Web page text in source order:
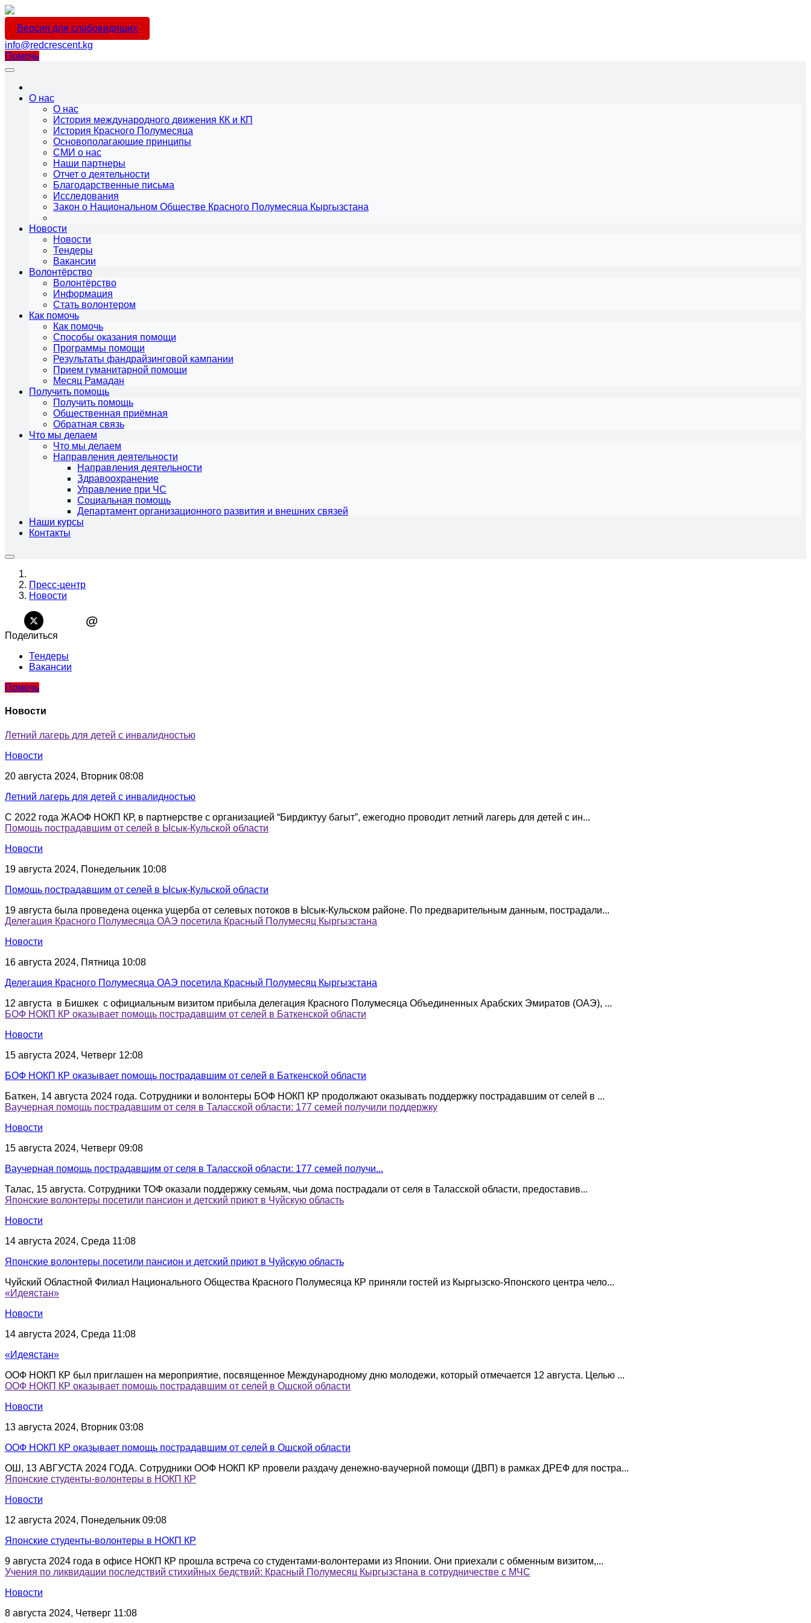
Версия для слабовидящих
info@redcrescent.kg
Помочь
О нас
О нас
История международного движения КК и КП
История Красного Полумесяца
Основополагающие принципы
СМИ о нас
Наши партнеры
Отчет о деятельности
Благодарственные письма
Исследования
Закон о Национальном Обществе Красного Полумесяца Кыргызстана
Новости
Новости
Тендеры
Вакансии
Волонтёрство
Волонтёрство
Информация
Стать волонтером
Как помочь
Как помочь
Способы оказания помощи
Программы помощи
Результаты фандрайзинговой кампании
Прием гуманитарной помощи
Месяц Рамадан
Получить помощь
Получить помощь
Общественная приёмная
Обратная связь
Что мы делаем
Что мы делаем
Направления деятельности
Направления деятельности
Здравоохранение
Управление при ЧС
Социальная помощь
Департамент организационного развития и внешних связей
Наши курсы
Контакты
Пресс-центр
Новости
@
Поделиться
Тендеры
Вакансии
Помочь
Новости
Летний лагерь для детей с инвалидностью
Новости
20 августа 2024, Вторник 08:08
Летний лагерь для детей с инвалидностью
С 2022 года ЖАОФ НОКП КР, в партнерстве с организацией “Бирдиктуу багыт”, ежегодно проводит летний лагерь для детей с ин...
Помощь пострадавшим от селей в Ысык-Кульской области
Новости
19 августа 2024, Понедельник 10:08
Помощь пострадавшим от селей в Ысык-Кульской области
19 августа была проведена оценка ущерба от селевых потоков в Ысык-Кульском районе. По предварительным данным, пострадали...
Делегация Красного Полумесяца ОАЭ посетила Красный Полумесяц Кыргызстана
Новости
16 августа 2024, Пятница 10:08
Делегация Красного Полумесяца ОАЭ посетила Красный Полумесяц Кыргызстана
12 августа в Бишкек с официальным визитом прибыла делегация Красного Полумесяца Объединенных Арабских Эмиратов (ОАЭ), ...
БОФ НОКП КР оказывает помощь пострадавшим от селей в Баткенской области
Новости
15 августа 2024, Четверг 12:08
БОФ НОКП КР оказывает помощь пострадавшим от селей в Баткенской области
Баткен, 14 августа 2024 года. Сотрудники и волонтеры БОФ НОКП КР продолжают оказывать поддержку пострадавшим от селей в ...
Ваучерная помощь пострадавшим от селя в Таласской области: 177 семей получили поддержку
Новости
15 августа 2024, Четверг 09:08
Ваучерная помощь пострадавшим от селя в Таласской области: 177 семей получи...
Талас, 15 августа. Сотрудники ТОФ оказали поддержку семьям, чьи дома пострадали от селя в Таласской области, предоставив...
Японские волонтеры посетили пансион и детский приют в Чуйскую область
Новости
14 августа 2024, Среда 11:08
Японские волонтеры посетили пансион и детский приют в Чуйскую область
Чуйский Областной Филиал Национального Общества Красного Полумесяца КР приняли гостей из Кыргызско-Японского центра чело...
«Идеястан»
Новости
14 августа 2024, Среда 11:08
«Идеястан»
ООФ НОКП КР был приглашен на мероприятие, посвященное Международному дню молодежи, который отмечается 12 августа. Целью ...
ООФ НОКП КР оказывает помощь пострадавшим от селей в Ошской области
Новости
13 августа 2024, Вторник 03:08
ООФ НОКП КР оказывает помощь пострадавшим от селей в Ошской области
ОШ, 13 АВГУСТА 2024 ГОДА. Сотрудники ООФ НОКП КР провели раздачу денежно-ваучерной помощи (ДВП) в рамках ДРЕФ для постра...
Японские студенты-волонтеры в НОКП КР
Новости
12 августа 2024, Понедельник 09:08
Японские студенты-волонтеры в НОКП КР
9 августа 2024 года в офисе НОКП КР прошла встреча со студентами-волонтерами из Японии. Они приехали с обменным визитом,...
Учения по ликвидации последствий стихийных бедствий: Красный Полумесяц Кыргызстана в сотрудничестве с МЧС
Новости
8 августа 2024, Четверг 11:08